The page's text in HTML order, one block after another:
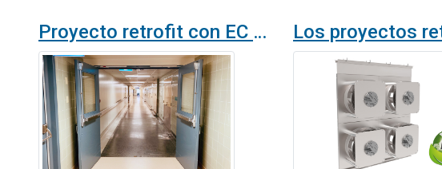
Proyecto retrofit con EC FanGrid en un hospital en Alemania